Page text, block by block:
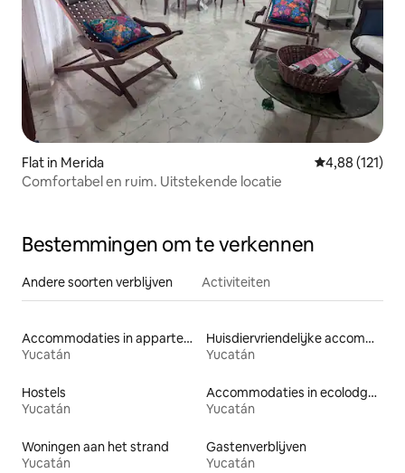
Flat in Merida Gemiddelde
4,88 (121)
Comfortabel en ruim. Uitstekende locatie
Bestemmingen om te verkennen
Andere soorten verblijven Activiteiten
Accommodaties in appartementen met diensten
Yucatán
Huisdiervriendelijke accommodaties
Yucatán
Hostels
Yucatán
Accommodaties in ecolodges
Yucatán
Woningen aan het strand
Yucatán
Gastenverblijven
Yucatán